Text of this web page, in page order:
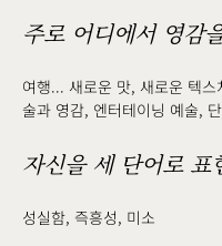
주로 어디에서 영감
여행... 새로운 맛, 새로운 텍
술과 영감, 엔터테이닝 예술,
자신을 세 단어로
성실함, 즉흥성, 미소